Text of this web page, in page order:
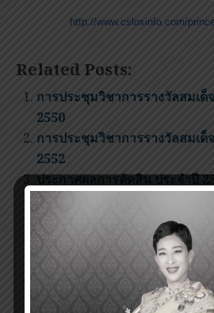
http://www.csloxinfo.com/
Related Posts:
การประชุมวิชาการรางวัลสมเด็
2550
การประชุมวิชาการรางวัลสมเด็
2552
ประกาศผลการตัดสิน ประจำปี
แถลงข่าวผลการตัดสินรางวัลสม
ปี 2554
พิธีพระราชทานรางวัลสมเด็จเจ้
๒๕๕๔
Invitation for nomination
Mahidol Award 2014